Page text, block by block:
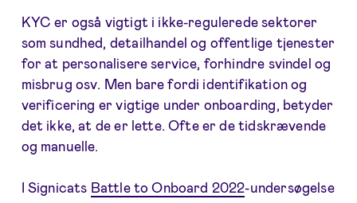
KYC er også vigtigt i ikke-regulerede sektorer
som sundhed, detailhandel og offentlige tjenester
for at personalisere service, forhindre svindel og
misbrug osv. Men bare fordi identifikation og
verificering er vigtige under onboarding, betyder
det ikke, at de er lette. Ofte er de tidskrævende
og manuelle.
I Signicats Battle to Onboard 2022-undersøgelse